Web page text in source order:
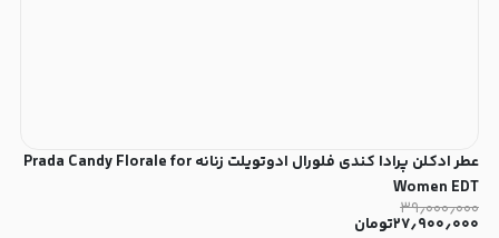
عطر ادکلن پرادا کندی فلورال ادوتویلت زنانه Prada Candy Florale for
Women EDT
۳۹٫۰۰۰٫۰۰۰
۲۷٫۹۰۰٫۰۰۰تومان